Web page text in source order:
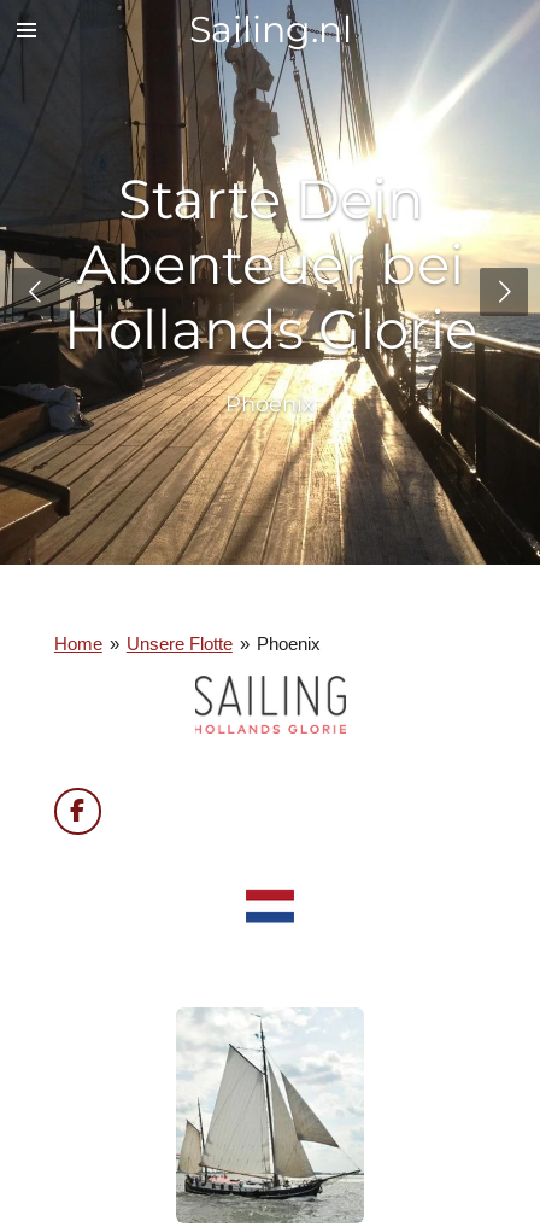
Zum
Sailing.nl
Starte Dein
Abenteuer bei
Hollands Glorie
Phoenix
Home » Unsere Flotte » Phoenix
F